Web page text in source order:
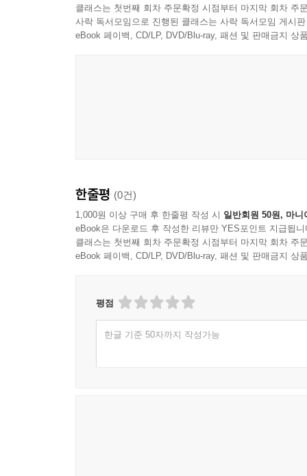
촉감놀이를 하고 나서 아이에게 “엄마 손 좀 닦아
적으로 성숙해지는 과정이 됩니다.
자발적인 촉감놀이로 소근육 발달이 더욱 촉진됩니
--- p.123
양손을 모아서 재료를 최대한 크게 크게 만들기
대단하다. 엄청 크다.”고 격려해 주세요. 소근육
--- p.166
촉감놀이하면서 자연스럽게 여기저기 흘린 물을
아이에게 세상을 감각하고 이해하는 망원경이자
세밀하게 들여다보게 해 주기 때문이다.
『만질수록 똑똑해지는 촉감놀이』에는 6천여
동반자가 되어 줄 것이다.
클래스는 첫번째 회차 주문확정 시점부터 마지막 회차 주
사락 독서모임으로 진행된 클래스는 사락 독서모임 게시
eBook 페이백, CD/LP, DVD/Blu-ray, 패션 및 판매금지 상
한줄평 (0건)
1,000원 이상 구매 후 한줄평 작성 시 일반회원 50원, 마니
eBook은 다운로드 후 작성한 리뷰만 YES포인트 지급됩니
클래스는 첫번째 회차 주문확정 시점부터 마지막 회차 주
eBook 페이백, CD/LP, DVD/Blu-ray, 패션 및 판매금지 상
평점
한글 기준 50자까지 작성가능